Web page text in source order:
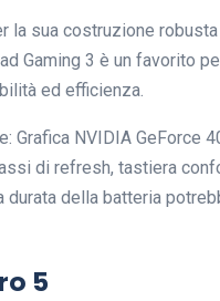
la sua costruzione
Gaming 3 è un favorito
ed efficienza.
Grafica NVIDIA GeForce
di refresh, tastiera
durata della batteria
5